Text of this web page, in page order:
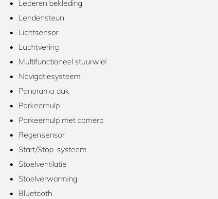
Lederen bekleding
Lendensteun
Lichtsensor
Luchtvering
Multifunctioneel stuurwiel
Navigatiesysteem
Panorama dak
Parkeerhulp
Parkeerhulp met camera
Regensensor
Start/Stop-systeem
Stoelventilatie
Stoelverwarming
Bluetooth